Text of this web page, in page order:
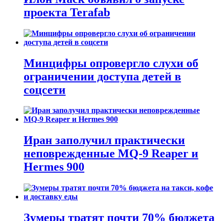
проекта Terafab
Минцифры опровергло слухи об
ограничении доступа детей в
соцсети
Иран заполучил практически
неповрежденные MQ-9 Reaper и
Hermes 900
Зумеры тратят почти 70% бюджета